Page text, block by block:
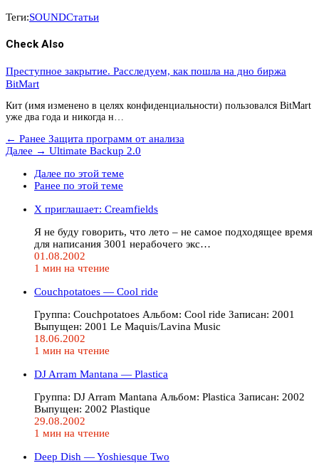
Теги:SOUNDСтатьи
Check Also
Преступное закрытие. Расследуем, как пошла на дно биржа
BitMart
Кит (имя изменено в целях конфиденциальности) пользовался BitMart
уже два года и никогда н…
← Ранее Защита программ от анализа
Далее → Ultimate Backup 2.0
Далее по этой теме
Ранее по этой теме
X приглашает: Creamfields
Я не буду говорить, что лето – не самое подходящее время
для написания 3001 нерабочего экс…
01.08.2002
1 мин на чтение
Couchpotatoes — Cool ride
Группа: Couchpotatoes Альбом: Cool ride Записан: 2001
Выпущен: 2001 Le Maquis/Lavina Music
18.06.2002
1 мин на чтение
DJ Arram Mantana — Plastica
Группа: DJ Arram Mantana Альбом: Plastica Записан: 2002
Выпущен: 2002 Plastique
29.08.2002
1 мин на чтение
Deep Dish — Yoshiesque Two